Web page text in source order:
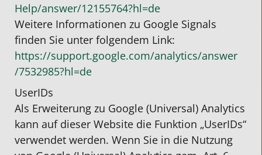
Help/answer/12155764?hl=de
Weitere Informationen zu Google Signals
finden Sie unter folgendem Link:
https://support.google.com/analytics/answer
/7532985?hl=de
UserIDs
Als Erweiterung zu Google (Universal) Analytics
kann auf dieser Website die Funktion „UserIDs“
verwendet werden. Wenn Sie in die Nutzung